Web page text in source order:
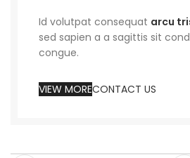
Id volutpat consequat arcu
sed sapien a a sagittis sit
congue.
VIEW MORECONTACT US